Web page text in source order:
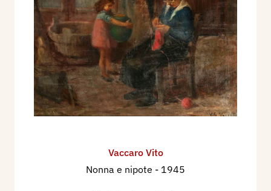
Vaccaro Vito
Nonna e nipote - 1945